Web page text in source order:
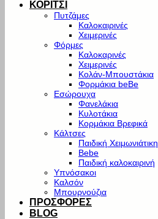
ΚΟΡΙΤΣΙ
Πυτζάμες
Καλοκαιρινές
Χειμερινές
Φόρμες
Καλοκαρινές
Χειμερινές
Κολάν-Μπουστάκια
Φορμάκια beBe
Εσώρουχα
Φανελάκια
Κυλοτάκια
Κορμάκια Βρεφικά
Κάλτσες
Παιδική Χειμωνιάτικη
Bebe
Παιδική καλοκαιρινή
Υπνόσακοι
Καλσόν
Μπουρνούζια
ΠΡΟΣΦΟΡΕΣ
BLOG